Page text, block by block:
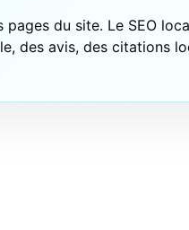
pages du site. Le SEO
des avis, des citations